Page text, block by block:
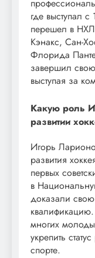
где выступал
перешел в
Кэнакс, Сан-
Флорида
завершил
выступая за
Какую роль
развитии
Игорь
развития
первых
в
доказали
многих
укрепить
спорте.